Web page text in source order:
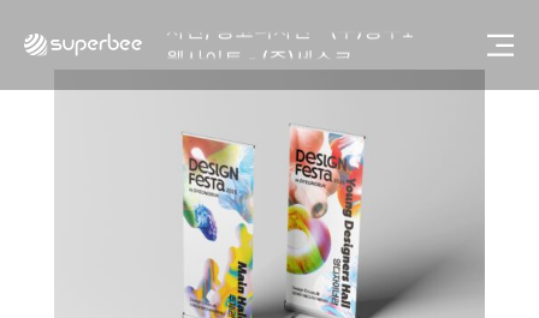
웹사이트 - (주)세스코
제품디자인 - 삼성전자㈜
동영상, 홈페이지 - (주)분독
동영상, 카탈로그 - 피자마루
웹사이트 - 백조씽크
사진, 광고디자인 - 중외제약
패키지, 디자인 - 고려은단
동영상 - (주)듀오백
동영상 - ㈜고피자